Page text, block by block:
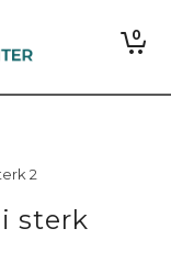
0
2
sterk